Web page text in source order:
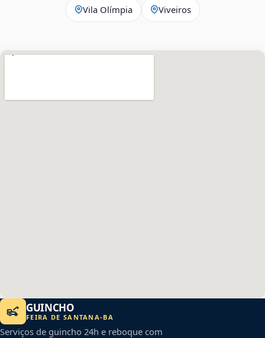
Vila Olímpia Viveiros
GUINCHO
FEIRA DE SANTANA-BA
Serviços de guincho 24h e reboque com